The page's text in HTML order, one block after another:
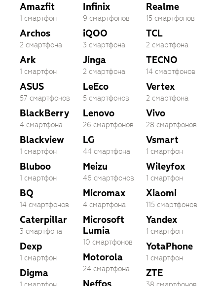
Amazfit
1 смартфон
Archos
2 смартфона
Ark
1 смартфон
ASUS
57 смартфонов
BlackBerry
4 смартфона
Blackview
1 смартфон
Bluboo
1 смартфон
BQ
14 смартфонов
Caterpillar
3 смартфона
Dexp
1 смартфон
Digma
Infinix
9 смартфонов
iQOO
3 смартфона
Jinga
2 смартфона
LeEco
5 смартфонов
Lenovo
26 смартфонов
LG
44 смартфона
Meizu
46 смартфонов
Micromax
4 смартфона
Microsoft
Lumia
10 смартфонов
Motorola
24 смартфона
Realme
15 смартфонов
TCL
2 смартфона
TECNO
14 смартфонов
Vertex
2 смартфона
Vivo
28 смартфонов
Vsmart
1 смартфон
Wileyfox
1 смартфон
Xiaomi
115 смартфонов
Yandex
1 смартфон
YotaPhone
1 смартфон
ZTE